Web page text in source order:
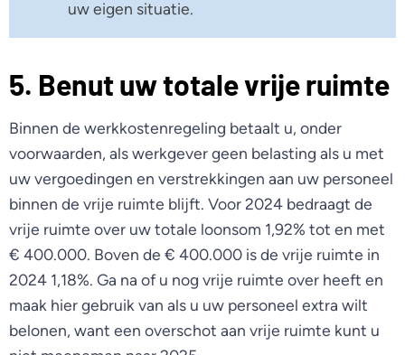
uw eigen situatie.
5. Benut uw totale vrije ruimte
Binnen de werkkostenregeling betaalt u, onder
voorwaarden, als werkgever geen belasting als u met
uw vergoedingen en verstrekkingen aan uw personeel
binnen de vrije ruimte blijft. Voor 2024 bedraagt de
vrije ruimte over uw totale loonsom 1,92% tot en met
€ 400.000. Boven de € 400.000 is de vrije ruimte in
2024 1,18%. Ga na of u nog vrije ruimte over heeft en
maak hier gebruik van als u uw personeel extra wilt
belonen, want een overschot aan vrije ruimte kunt u